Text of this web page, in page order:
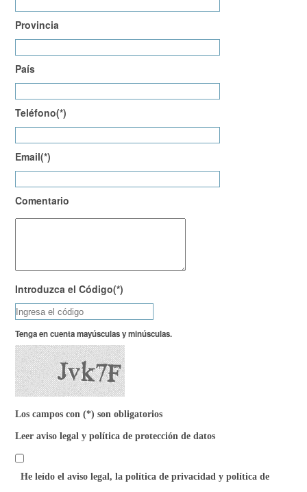
Provincia
País
Teléfono(*)
Email(*)
Comentario
Introduzca el Código(*)
Tenga en cuenta mayúsculas y minúsculas.
Los campos con (*) son obligatorios
Leer aviso legal y política de protección de datos
He leído el aviso legal, la política de privacidad y política de